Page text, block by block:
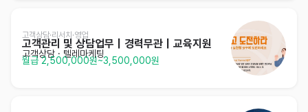
고객상담·리서치·영업
고객관리 및 상담업무｜경력무관｜교육지원
고객상담 · 텔레마케팅
월급 2,500,000원~3,500,000원